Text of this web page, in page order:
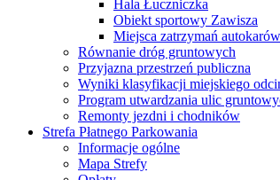
Hala Łuczniczka
Obiekt sportowy Zawisza
Miejsca zatrzymań autokarów
Równanie dróg gruntowych
Przyjazna przestrzeń publiczna
Wyniki klasyfikacji miejskiego
Program utwardzania ulic
Remonty jezdni i chodników
Strefa Płatnego Parkowania
Informacje ogólne
Mapa Strefy